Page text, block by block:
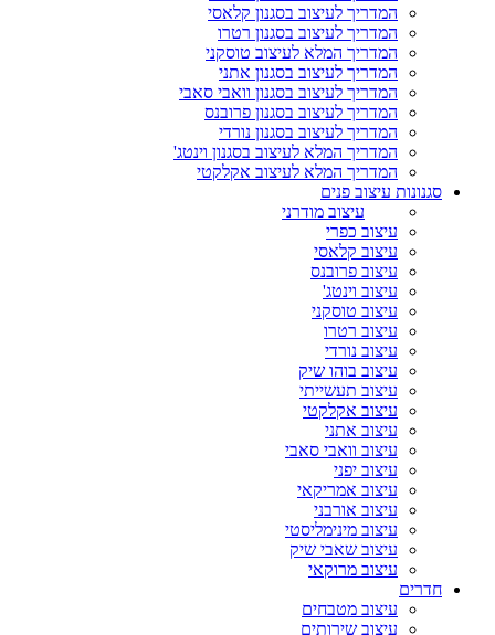
המדריך לעיצוב בסגנון קלאסי
המדריך לעיצוב בסגנון רטרו
המדריך המלא לעיצוב טוסקני
המדריך לעיצוב בסגנון אתני
המדריך לעיצוב בסגנון וואבי סאבי
המדריך לעיצוב בסגנון פרובנס
המדריך לעיצוב בסגנון נורדי
המדריך המלא לעיצוב בסגנון וינטג'
המדריך המלא לעיצוב אקלקטי
סגנונות עיצוב פנים
עיצוב מודרני
עיצוב כפרי
עיצוב קלאסי
עיצוב פרובנס
עיצוב וינטג'
עיצוב טוסקני
עיצוב רטרו
עיצוב נורדי
עיצוב בוהו שיק
עיצוב תעשייתי
עיצוב אקלקטי
עיצוב אתני
עיצוב וואבי סאבי
עיצוב יפני
עיצוב אמריקאי
עיצוב אורבני
עיצוב מינימליסטי
עיצוב שאבי שיק
עיצוב מרוקאי
חדרים
עיצוב מטבחים
עיצוב שירותים